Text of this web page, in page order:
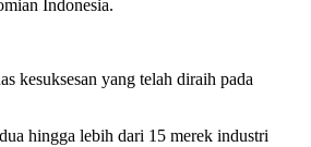
Indonesia.
kesuksesan yang telah diraih pada
hingga lebih dari 15 merek industri